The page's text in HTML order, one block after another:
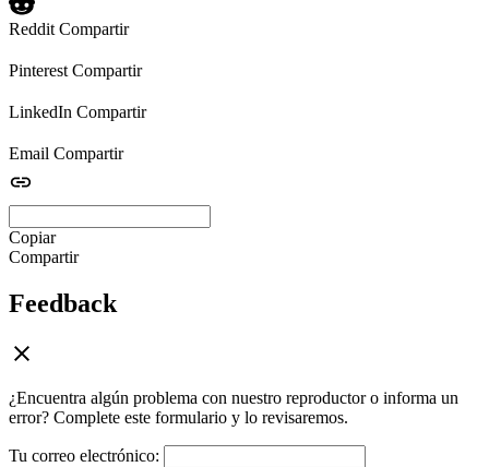
Reddit Compartir
Pinterest Compartir
LinkedIn Compartir
Email Compartir
Copiar
Compartir
Feedback
¿Encuentra algún problema con nuestro reproductor o informa un
error? Complete este formulario y lo revisaremos.
Tu correo electrónico: